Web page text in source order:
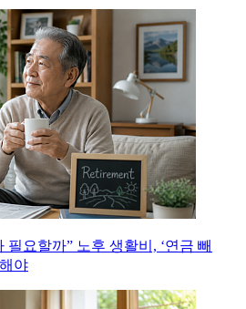
필요할까” 노후 생활비, ‘연금 빼
야